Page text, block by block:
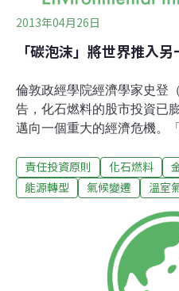
2013年04月26日
「碳泡沫」將世界推入
倫敦政經學院經濟學家史登
告，化石燃料的股市投資已
邁向一個重大的經濟危機。
大」，幾乎所有的投資者和
的「碳泡沫」（carbon
示，各國如果確實遵守現有
勢突破向不可逆轉的臨界點
一直​​留在地底下，而這些燃
毫無價值，這將會帶來巨大
責任投資原則 化石燃料
能源轉型
氣候變遷 溫室